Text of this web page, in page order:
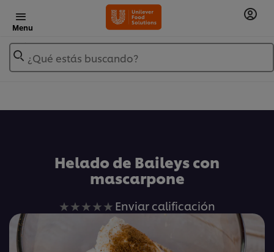
Menu
¿Qué estás buscando?
Helado de Baileys con
mascarpone
No
han
Enviar calificación